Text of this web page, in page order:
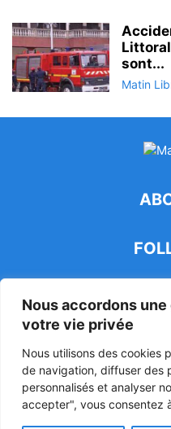
Nous accordons
votre vie privée
Nous utilisons des cookies
de navigation, diffuser des
personnalisés et analyser
accepter", vous consentez
sont...
Matin
47ᵉ Assemblée Mondiale
Luciano Hounkponou